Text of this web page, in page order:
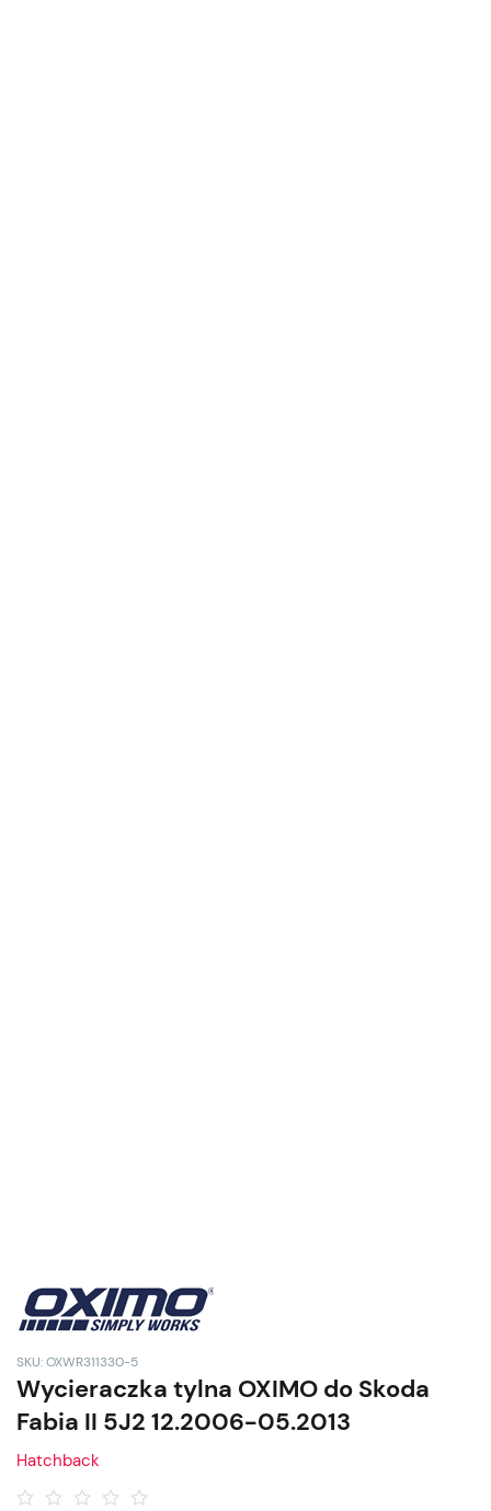
SKU: OXWR311330-5
Wycieraczka tylna OXIMO do Skoda
Fabia II 5J2 12.2006-05.2013
Hatchback